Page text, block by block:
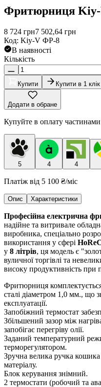
Фритюрниця Kiy-
8 724 грн7 502,64 грн
Код: Kiy-V ФР-8
В наявності
Кількість
Купити Купити в 1 клік
Додати в обране
Купуйте в оплату
5 4 4
Платіж від 5 100 ₴/міс
Опис Характеристики
Професійна електрична
надійне та витривале
виробника, спеціально
використання у сфері
у 8 літрів, ця модель є
вуличної торгівлі та
високу продуктивність при
Фритюрниця
сталі діаметром 1,0 мм., що
експлуатації.
Запобіжний термостат
Збільшений зазор між
запобігає перегріву олії.
Заданий температурний
терморегулятором.
Зручна велика ручка кошика
матеріалу.
Блок керування знімний.
2 термостати (робочий та